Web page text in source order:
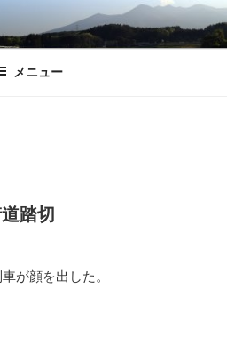
ん。私くまぱぱのブログということで・・
メニュー
踏切
が顔を出した。